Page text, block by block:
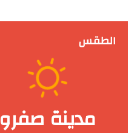
الطقس
مدينة صفرو